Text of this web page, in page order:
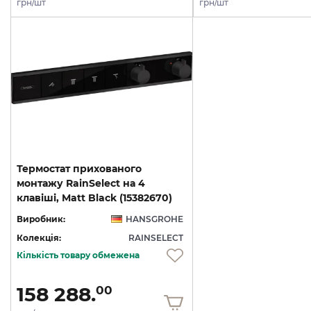
грн/шт грн/шт
Термостат прихованого
монтажу RainSelect на 4
клавіші, Matt Black (15382670)
Виробник:
HANSGROHE
Колекція:
RAINSELECT
Кількість товару обмежена
158 288.00